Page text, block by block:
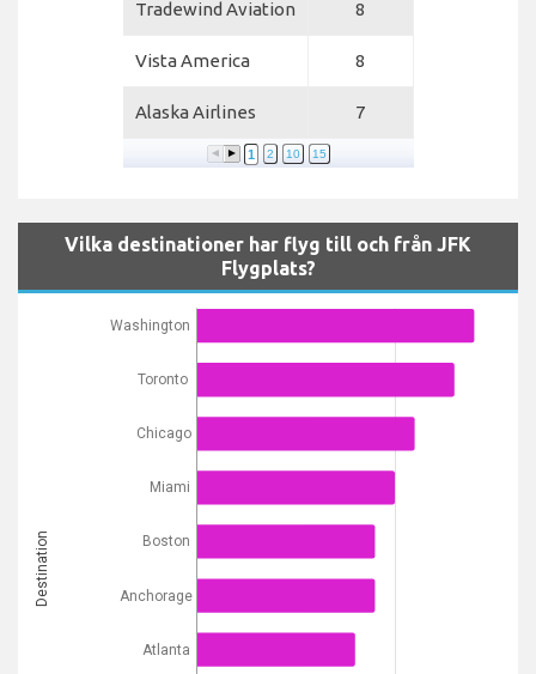
Tradewind Aviation 8
Vista America 8
Alaska Airlines 7
1 2 10 15
Vilka destinationer har flyg till och från JFK
Flygplats?
Washington
Toronto
Chicago
Miami
Boston
Anchorage
Atlanta
Destination